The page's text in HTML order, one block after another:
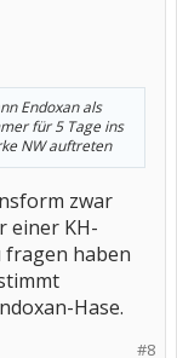
Endoxan als
für 5 Tage ins
NW auftreten
zwar
einer KH-
fragen haben
Hase.
#8